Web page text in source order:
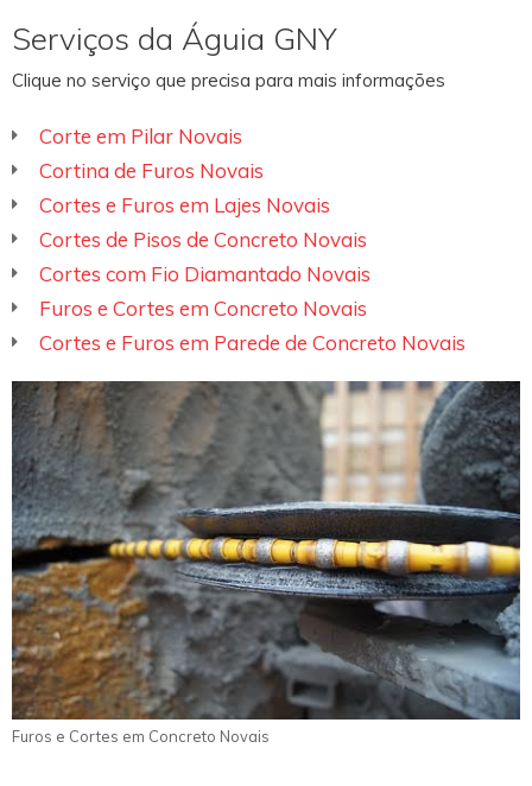
Serviços da Águia GNY
Clique no serviço que precisa para mais informações
Corte em Pilar Novais
Cortina de Furos Novais
Cortes e Furos em Lajes Novais
Cortes de Pisos de Concreto Novais
Cortes com Fio Diamantado Novais
Furos e Cortes em Concreto Novais
Cortes e Furos em Parede de Concreto Novais
Furos e Cortes em Concreto Novais